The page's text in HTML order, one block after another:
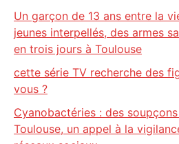
Un garçon de 13 ans entre la
jeunes interpellés, des armes
en trois jours à Toulouse
cette série TV recherche des
vous ?
Cyanobactéries : des
Toulouse, un appel à la